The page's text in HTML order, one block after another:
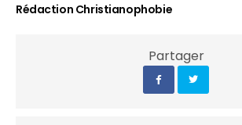
Rédaction Christianophobie
Partager